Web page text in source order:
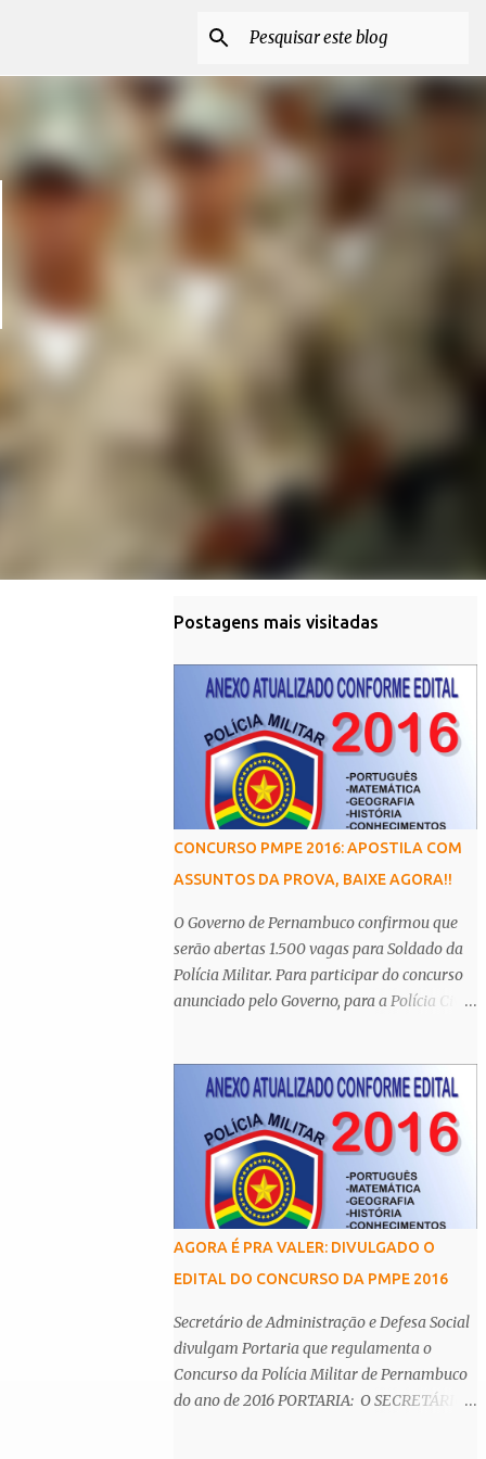
Postagens mais visitadas
CONCURSO PMPE 2016: APOSTILA COM
ASSUNTOS DA PROVA, BAIXE AGORA!!
O Governo de Pernambuco confirmou que
serão abertas 1.500 vagas para Soldado da
Polícia Militar. Para participar do concurso
anunciado pelo Governo, para a Polícia Civil
de Comunicação da Secretaria de Defesa
Social (SDS), os cargos de agente e escrivão
têm como principal requisito a graduação,
assim como de auxiliar de legista, auxiliar
de perito, papiloscopista, médico legista e
perito criminal da Polícia Científica. Esta
determinação é
AGORA É PRA VALER: DIVULGADO O
EDITAL DO CONCURSO DA PMPE 2016
Secretário de Administração e Defesa Social
divulgam Portaria que regulamenta o
Concurso da Polícia Militar de Pernambuco
do ano de 2016 PORTARIA: O SECRETÁRIO